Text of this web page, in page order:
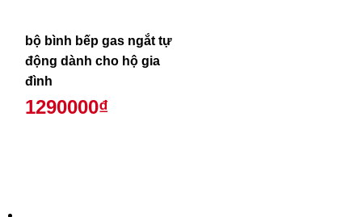
bộ bình bếp gas ngắt tự
động dành cho hộ gia
đình
1290000₫